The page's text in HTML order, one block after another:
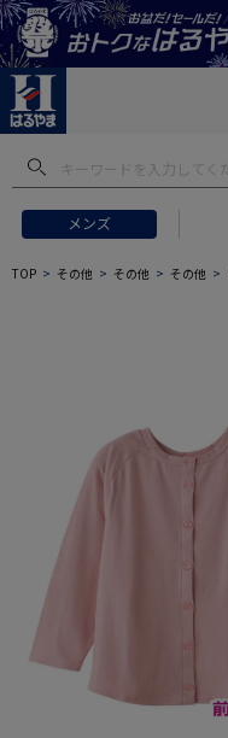
メンズ
TOP その他 その他 その他